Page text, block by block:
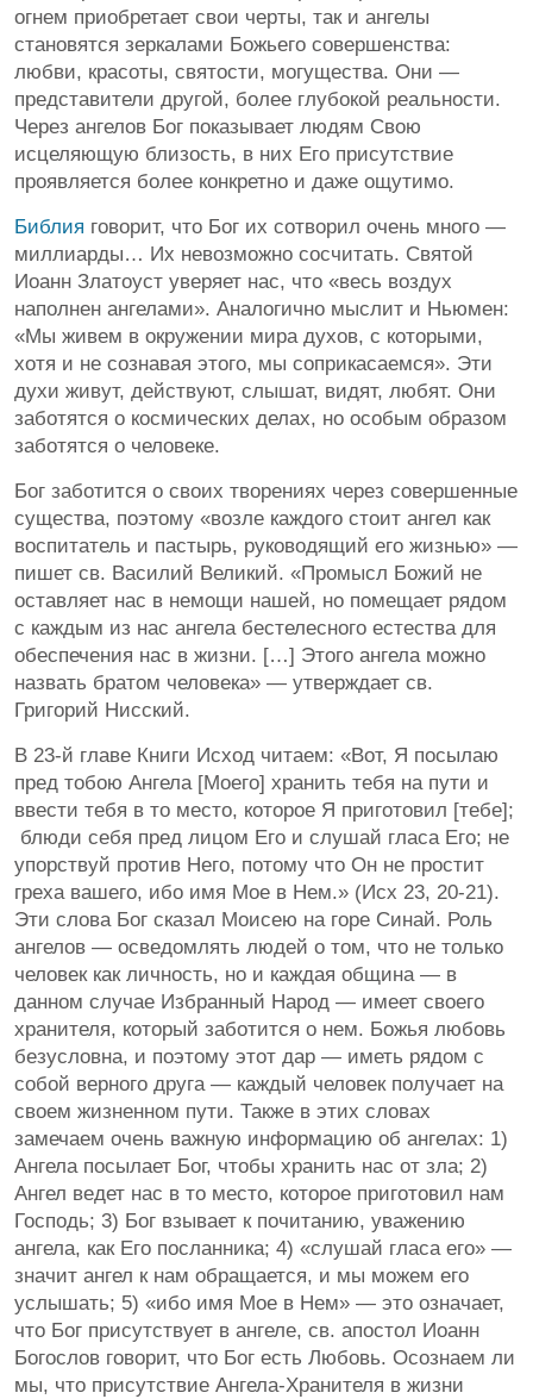
огнем приобретает свои черты, так и ангелы
становятся зеркалами Божьего совершенства:
любви, красоты, святости, могущества. Они —
представители другой, более глубокой реальности.
Через ангелов Бог показывает людям Свою
исцеляющую близость, в них Его присутствие
проявляется более конкретно и даже ощутимо.
Библия говорит, что Бог их сотворил очень много —
миллиарды… Их невозможно сосчитать. Святой
Иоанн Златоуст уверяет нас, что «весь воздух
наполнен ангелами». Аналогично мыслит и Ньюмен:
«Мы живем в окружении мира духов, с которыми,
хотя и не сознавая этого, мы соприкасаемся». Эти
духи живут, действуют, слышат, видят, любят. Они
заботятся о космических делах, но особым образом
заботятся о человеке.
Бог заботится о своих творениях через совершенные
существа, поэтому «возле каждого стоит ангел как
воспитатель и пастырь, руководящий его жизнью» —
пишет св. Василий Великий. «Промысл Божий не
оставляет нас в немощи нашей, но помещает рядом
с каждым из нас ангела бестелесного естества для
обеспечения нас в жизни. […] Этого ангела можно
назвать братом человека» — утверждает св.
Григорий Нисский.
В 23-й главе Книги Исход читаем: «Вот, Я посылаю
пред тобою Ангела [Моего] хранить тебя на пути и
ввести тебя в то место, которое Я приготовил [тебе];
​ блюди себя пред лицом Его и слушай гласа Его; не
упорствуй против Него, потому что Он не простит
греха вашего, ибо имя Мое в Нем.» (Исх 23, 20-21).
Эти слова Бог сказал Моисею на горе Синай. Роль
ангелов — осведомлять людей о том, что не только
человек как личность, но и каждая община — в
данном случае Избранный Народ — имеет своего
хранителя, который заботится о нем.​ Божья любовь
безусловна, и поэтому этот дар — иметь рядом с
собой верного друга — каждый человек получает на
своем жизненном пути. Также в этих словах
замечаем очень важную информацию об ангелах: 1)
Ангела посылает Бог, чтобы хранить нас от зла; 2)
Ангел ведет нас в то место, которое приготовил нам
Господь; 3) Бог взывает к почитанию, уважению
ангела, как Его посланника; 4) «слушай гласа его» —
значит ангел к нам обращается, и мы можем его
услышать; 5) «ибо имя Мое в Нем» — это означает,
что Бог присутствует в ангеле, св. апостол Иоанн
Богослов говорит, что Бог есть Любовь. Осознаем ли
мы, что присутствие Ангела-Хранителя в жизни